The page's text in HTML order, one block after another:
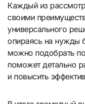
Каждый из
своими
универсального
опираясь на нужды
можно подобрать
поможет детально
и повысить